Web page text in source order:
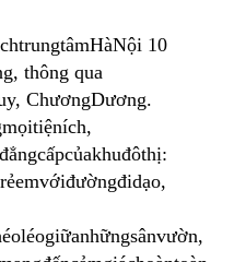
trungtâmHàNội 10
, thông qua
, ChươngDương.
mọitiệních,
đẳngcấpcủakhuđôthị:
emvớiđườngđidạo,
léogiữanhữngsânvườn,